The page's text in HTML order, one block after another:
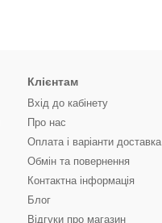
Клієнтам
Вхід до кабінету
Про нас
Оплата і варіанти доставка
Обмін та повернення
Контактна інформація
Блог
Відгуки про магазин